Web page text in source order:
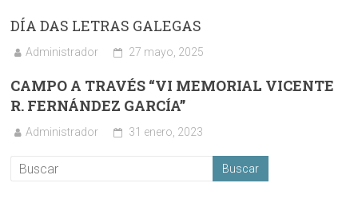
DÍA DAS LETRAS GALEGAS
Administrador 27 mayo, 2025
CAMPO A TRAVÉS “VI MEMORIAL VICENTE
R. FERNÁNDEZ GARCÍA”
Administrador 31 enero, 2023